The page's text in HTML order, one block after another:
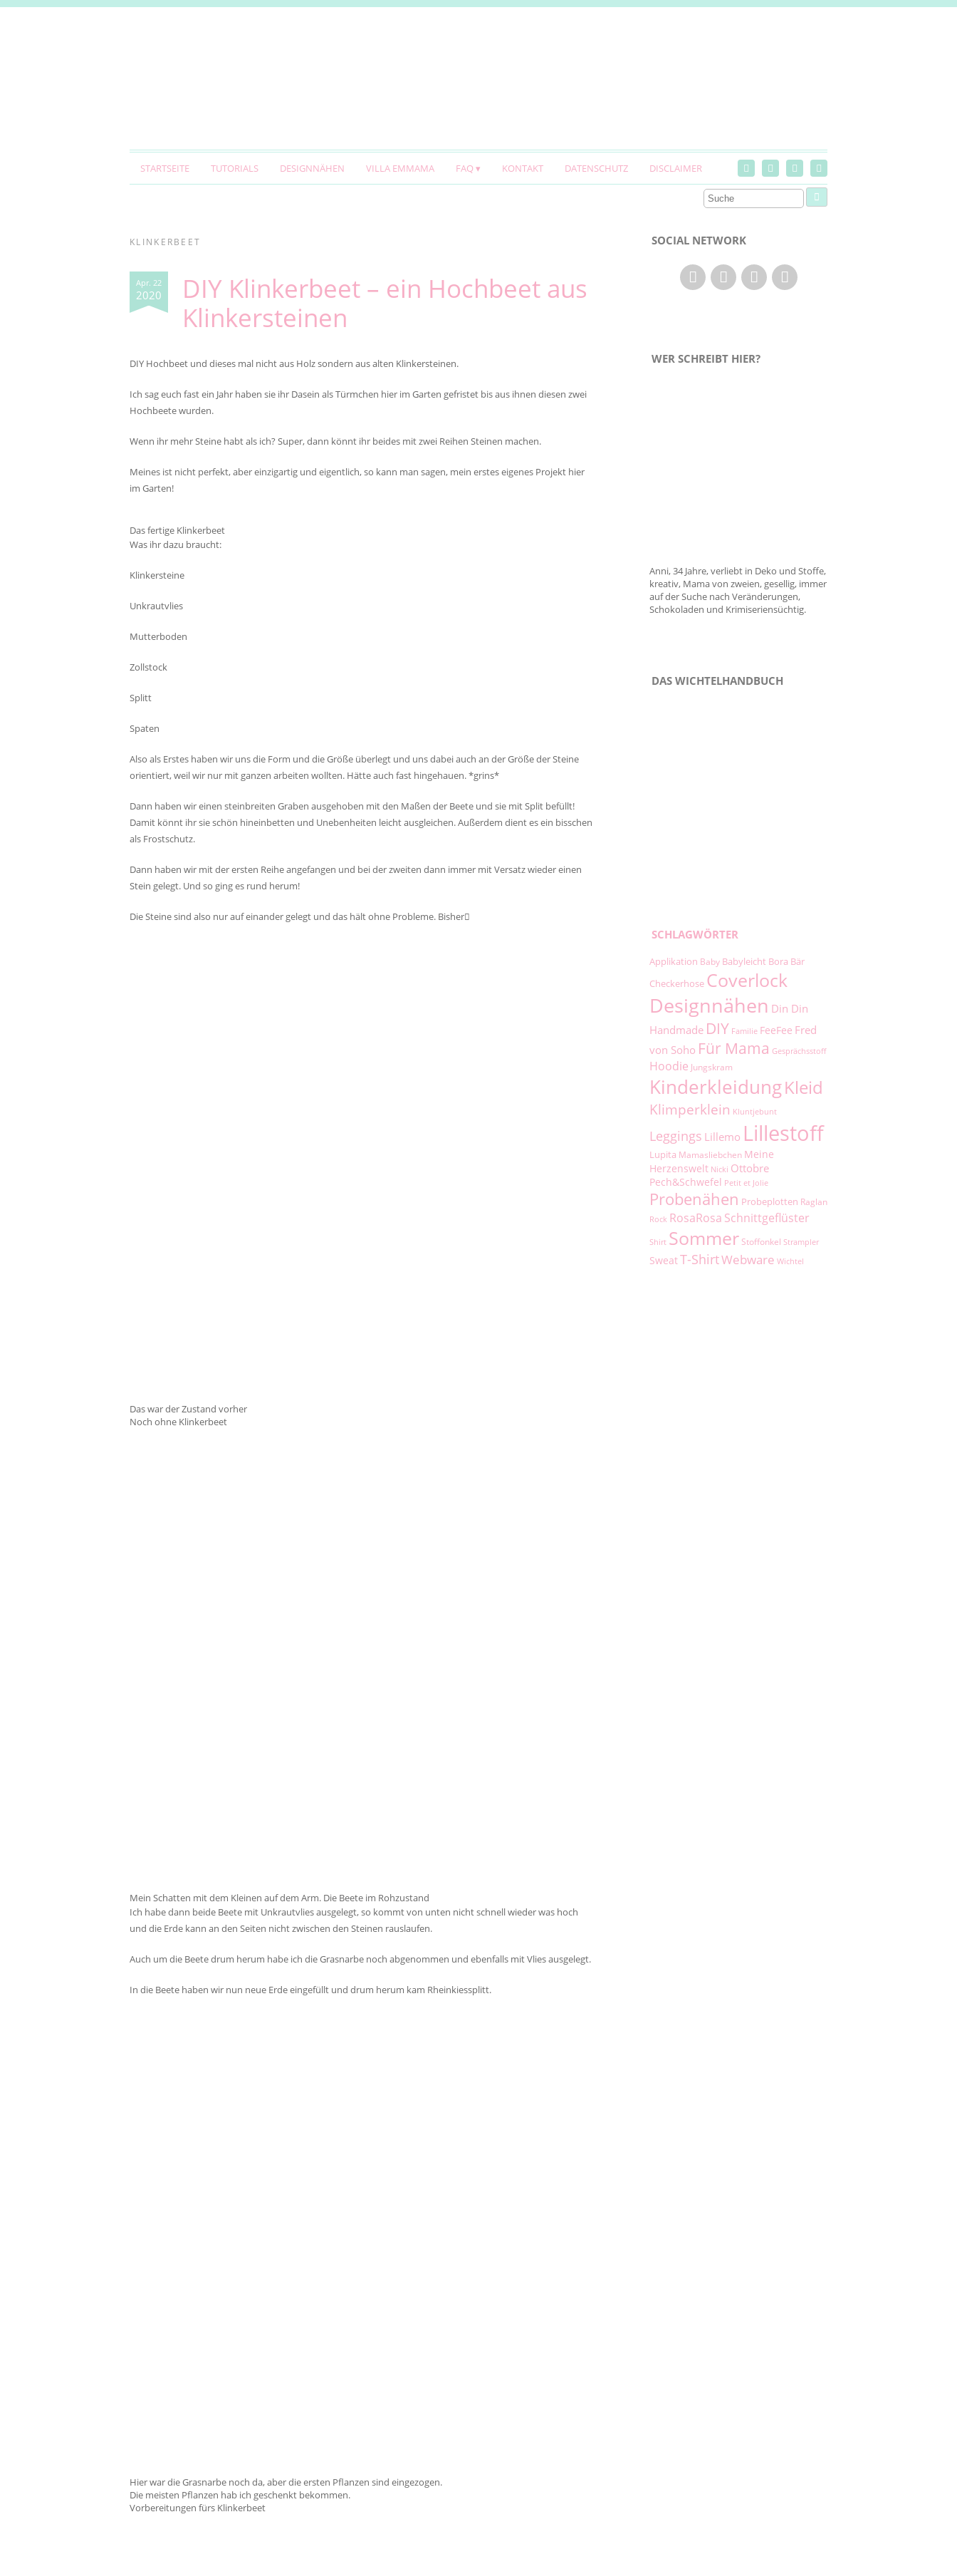
STARTSEITE TUTORIALS DESIGNNÄHEN VILLA EMMAMA FAQ KONTAKT DATENSCHUTZ DISCLAIMER
KLINKERBEET
Apr. 22
2020
DIY Klinkerbeet – ein Hochbeet aus
Klinkersteinen
DIY Hochbeet und dieses mal nicht aus Holz sondern aus alten Klinkersteinen.
Ich sag euch fast ein Jahr haben sie ihr Dasein als Türmchen hier im Garten gefristet bis aus ihnen diesen zwei
Hochbeete wurden.
Wenn ihr mehr Steine habt als ich? Super, dann könnt ihr beides mit zwei Reihen Steinen machen.
Meines ist nicht perfekt, aber einzigartig und eigentlich, so kann man sagen, mein erstes eigenes Projekt hier
im Garten!
Das fertige Klinkerbeet
Was ihr dazu braucht:
Klinkersteine
Unkrautvlies
Mutterboden
Zollstock
Splitt
Spaten
Also als Erstes haben wir uns die Form und die Größe überlegt und uns dabei auch an der Größe der Steine
orientiert, weil wir nur mit ganzen arbeiten wollten. Hätte auch fast hingehauen. *grins*
Dann haben wir einen steinbreiten Graben ausgehoben mit den Maßen der Beete und sie mit Split befüllt!
Damit könnt ihr sie schön hineinbetten und Unebenheiten leicht ausgleichen. Außerdem dient es ein bisschen
als Frostschutz.
Dann haben wir mit der ersten Reihe angefangen und bei der zweiten dann immer mit Versatz wieder einen
Stein gelegt. Und so ging es rund herum!
Die Steine sind also nur auf einander gelegt und das hält ohne Probleme. Bisher
Das war der Zustand vorher
Noch ohne Klinkerbeet
Mein Schatten mit dem Kleinen auf dem Arm. Die Beete im Rohzustand
Ich habe dann beide Beete mit Unkrautvlies ausgelegt, so kommt von unten nicht schnell wieder was hoch
und die Erde kann an den Seiten nicht zwischen den Steinen rauslaufen.
Auch um die Beete drum herum habe ich die Grasnarbe noch abgenommen und ebenfalls mit Vlies ausgelegt.
In die Beete haben wir nun neue Erde eingefüllt und drum herum kam Rheinkiessplitt.
Hier war die Grasnarbe noch da, aber die ersten Pflanzen sind eingezogen.
Die meisten Pflanzen hab ich geschenkt bekommen.
Vorbereitungen fürs Klinkerbeet
SOCIAL NETWORK
WER SCHREIBT HIER?
Anni, 34 Jahre, verliebt in Deko und Stoffe,
kreativ, Mama von zweien, gesellig, immer
auf der Suche nach Veränderungen,
Schokoladen und Krimiseriensüchtig.
DAS WICHTELHANDBUCH
SCHLAGWÖRTER
Applikation Baby Babyleicht Bora Bär
Checkerhose Coverlock
Designnähen Din Din
Handmade DIY Familie FeeFee Fred
von Soho Für Mama Gesprächsstoff
Hoodie Jungskram
KinderkleidungKleid
Klimperklein Kluntjebunt
Leggings Lillemo Lillestoff
Lupita Mamasliebchen Meine
Herzenswelt Nicki Ottobre
Pech&Schwefel Petit et Jolie
Probenähen Probeplotten Raglan
Rock RosaRosa Schnittgeflüster
Shirt Sommer Stoffonkel Strampler
SweatT-ShirtWebware Wichtel